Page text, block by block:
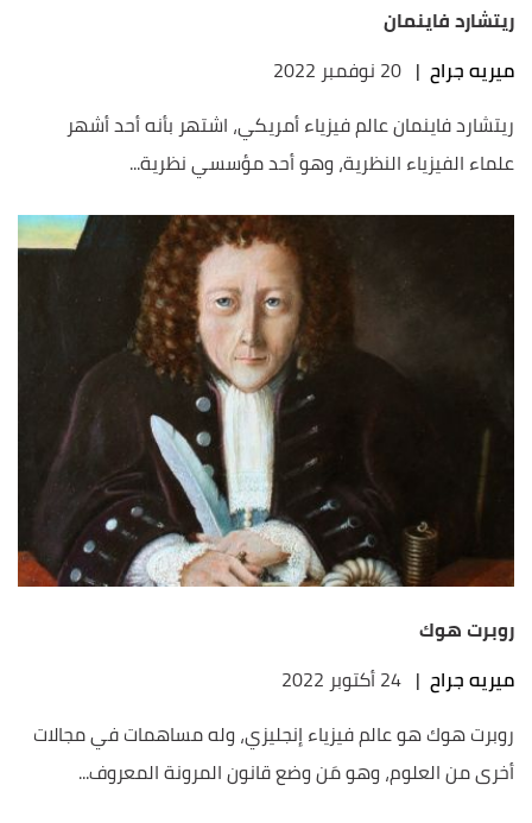
ريتشارد فاينمان
ميريه جراح | 20 نوفمبر 2022
ريتشارد فاينمان عالم فيزياء أمريكي، اشتهر بأنه أحد أشهر
علماء الفيزياء النظرية، وهو أحد مؤسسي نظرية...
روبرت هوك
ميريه جراح | 24 أكتوبر 2022
روبرت هوك هو عالم فيزياء إنجليزي، وله مساهمات في مجالات
أخرى من العلوم، وهو مَن وضع قانون المرونة المعروف...